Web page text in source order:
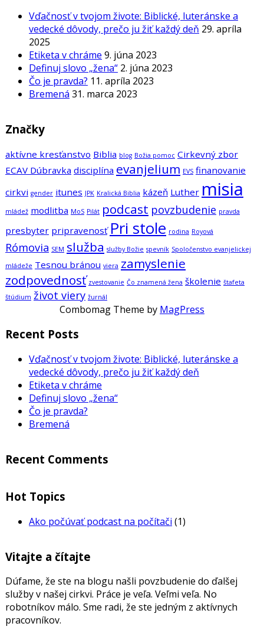
Vďačnosť v tvojom živote: Biblické, luteránske a
vedecké dôvody, prečo ju žiť každý deň 29. apríla
2025
Etiketa v chráme 9. júna 2023
Definuj slovo „žena“ 2. júna 2023
Čo je pravda? 11. apríla 2023
Bremená 31. marca 2023
Značky
aktívne kresťanstvo Biblia blog Božia pomoc Cirkevný zbor
ECAV Dúbravka disciplína evanjelium EVS finanovanie
cirkvi gender itunes JPK Kralická Biblia kázeň Luther misia
mládež modlitba MoS Pilát podcast povzbudenie pravda
presbyter pripravenosť Pri stole rodina Royová
Rómovia SEM služba služby Božie spevník Spoločenstvo evanjelickej
mládeže Tesnou bránou viera zamyslenie
zodpovednosť zvestovanie Čo znamená žena školenie štafeta
štúdium život viery žurnál
Combomag Theme by MagPress
Recent Posts
Vďačnosť v tvojom živote: Biblické, luteránske a
vedecké dôvody, prečo ju žiť každý deň
Etiketa v chráme
Definuj slovo „žena“
Čo je pravda?
Bremená
Recent Comments
Hot Topics
Ako počúvať podcast na počítači (1)
Vitajte a čítajte
Dúfame, že ste na blogu našli povzbudenie do ďalšej
služby v našej cirkvi. Práce je veľa. Veľmi veľa. No
robotníkov málo. Sme radi, že ste jedným z aktívnych
pracovníkov.